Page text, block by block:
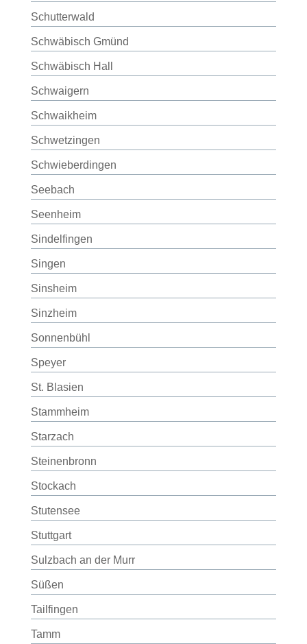
Schutterwald
Schwäbisch Gmünd
Schwäbisch Hall
Schwaigern
Schwaikheim
Schwetzingen
Schwieberdingen
Seebach
Seenheim
Sindelfingen
Singen
Sinsheim
Sinzheim
Sonnenbühl
Speyer
St. Blasien
Stammheim
Starzach
Steinenbronn
Stockach
Stutensee
Stuttgart
Sulzbach an der Murr
Süßen
Tailfingen
Tamm